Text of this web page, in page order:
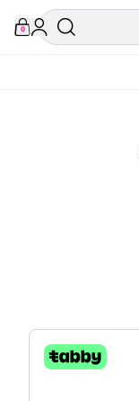
0